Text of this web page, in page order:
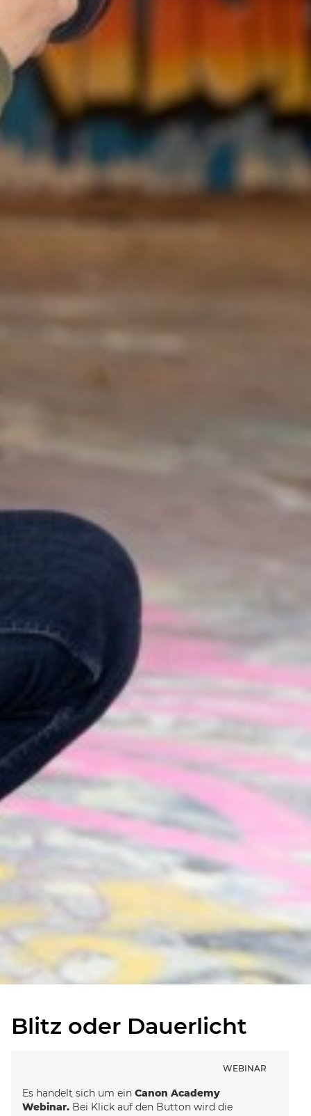
Blitz oder Dauerlicht
WEBINAR
Es handelt sich um ein Canon Academy
Webinar. Bei Klick auf den Button wird die